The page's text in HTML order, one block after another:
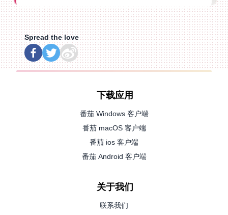
Spread the love
下载应用
番茄 Windows 客户端
番茄 macOS 客户端
番茄 ios 客户端
番茄 Android 客户端
关于我们
联系我们